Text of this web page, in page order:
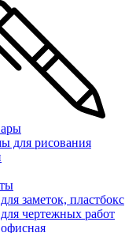
для рисования
заметок, пластбокс
чертежных работ